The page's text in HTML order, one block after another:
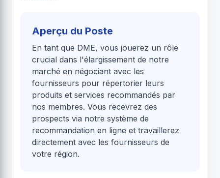
Aperçu du Poste
En tant que DME, vous jouerez un rôle
crucial dans l'élargissement de notre
marché en négociant avec les
fournisseurs pour répertorier leurs
produits et services recommandés par
nos membres. Vous recevrez des
prospects via notre système de
recommandation en ligne et travaillerez
directement avec les fournisseurs de
votre région.